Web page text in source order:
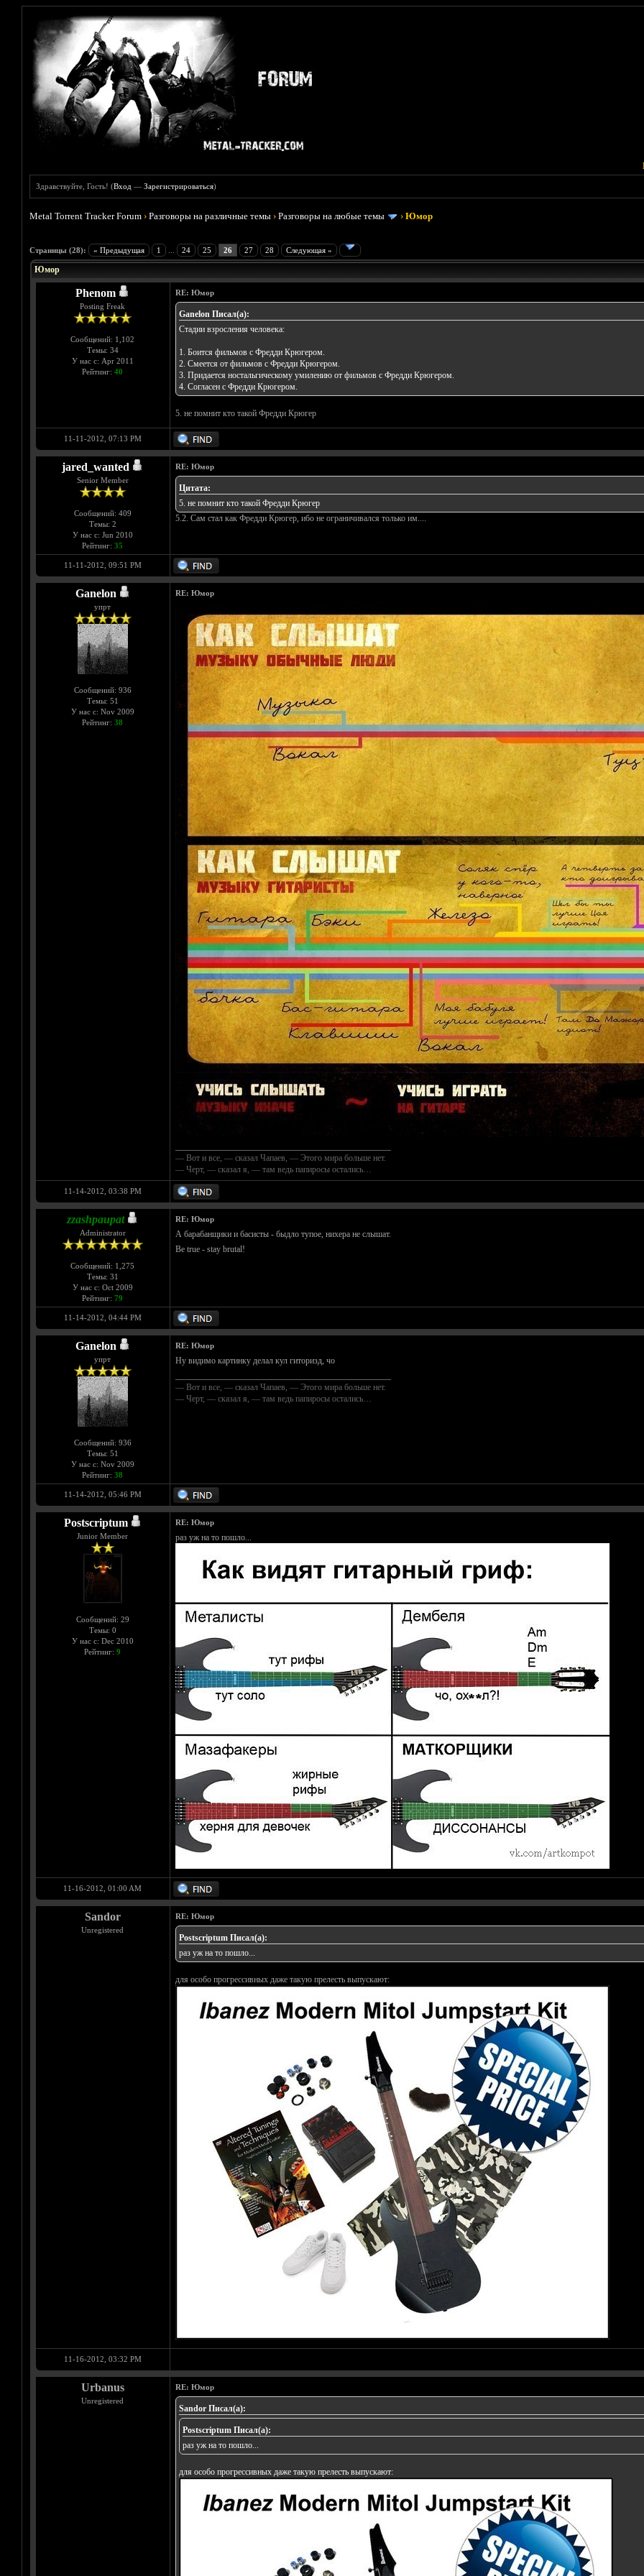
Здравствуйте, Гость! (Вход —Зарегистрироваться)
Metal Torrent Tracker Forum ›Разговоры на различные темы ›Разговоры на любые темы ›Юмор
Страницы (28): « Предыдущая 1 24 25 26 27 28 Следующая »
Голосов: 7 - Средняя оценка: 4.57
1
2
3
4
5
Юмор
Phenom
Posting Freak
Сообщений: 1,102
Темы: 34
У нас с: Apr 2011
Рейтинг: 40
RE: Юмор
Ganelon Писал(а):
Стадии взросления человека:
1. Боится фильмов с Фредди Крюгером.
2. Смеется от фильмов с Фредди Крюгером.
3. Придается ностальгическому умилению от фильмов с Фредди Крюгером.
4. Согласен с Фредди Крюгером.
5. не помнит кто такой Фредди Крюгер
11-11-2012, 07:13 PM
jared_wanted
Senior Member
Сообщений: 409
Темы: 2
У нас с: Jun 2010
Рейтинг: 35
RE: Юмор
Цитата:
5. не помнит кто такой Фредди Крюгер
5.2. Сам стал как Фредди Крюгер, ибо не ограничивался только им....
11-11-2012, 09:51 PM
Ganelon
упрт
Сообщений: 936
Темы: 51
У нас с: Nov 2009
Рейтинг: 38
RE: Юмор
— Вот и все, — сказал Чапаев, — Этого мира больше нет.
— Черт, — сказал я, — там ведь папиросы остались…
11-14-2012, 03:38 PM
zzashpaupat
Administrator
Сообщений: 1,275
Темы: 31
У нас с: Oct 2009
Рейтинг: 79
RE: Юмор
А барабанщики и басисты - быдло тупое, нихера не слышат.
Be true - stay brutal!
11-14-2012, 04:44 PM
Ganelon
упрт
Сообщений: 936
Темы: 51
У нас с: Nov 2009
Рейтинг: 38
RE: Юмор
Ну видимо картинку делал кул гиторизд, чо
— Вот и все, — сказал Чапаев, — Этого мира больше нет.
— Черт, — сказал я, — там ведь папиросы остались…
11-14-2012, 05:46 PM
Postscriptum
Junior Member
Сообщений: 29
Темы: 0
У нас с: Dec 2010
Рейтинг: 9
RE: Юмор
раз уж на то пошло...
11-16-2012, 01:00 AM
Sandor
Unregistered
RE: Юмор
Postscriptum Писал(а):
раз уж на то пошло...
для особо прогрессивных даже такую прелесть выпускают:
11-16-2012, 03:32 PM
Urbanus
Unregistered
RE: Юмор
Sandor Писал(а):
Postscriptum Писал(а):
раз уж на то пошло...
для особо прогрессивных даже такую прелесть выпускают: